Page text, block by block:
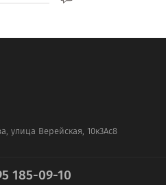
улица Верейская, 10к3Ас8
185-09-10